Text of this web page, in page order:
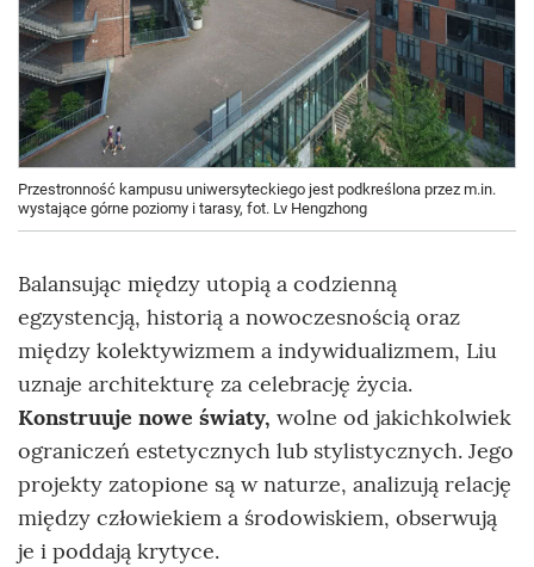
Przestronność kampusu uniwersyteckiego jest podkreślona przez m.in.
wystające górne poziomy i tarasy, fot. Lv Hengzhong
Balansując między utopią a codzienną
egzystencją, historią a nowoczesnością oraz
między kolektywizmem a indywidualizmem, Liu
uznaje architekturę za celebrację życia.
Konstruuje nowe światy, wolne od jakichkolwiek
ograniczeń estetycznych lub stylistycznych. Jego
projekty zatopione są w naturze, analizują relację
między człowiekiem a środowiskiem, obserwują
je i poddają krytyce.